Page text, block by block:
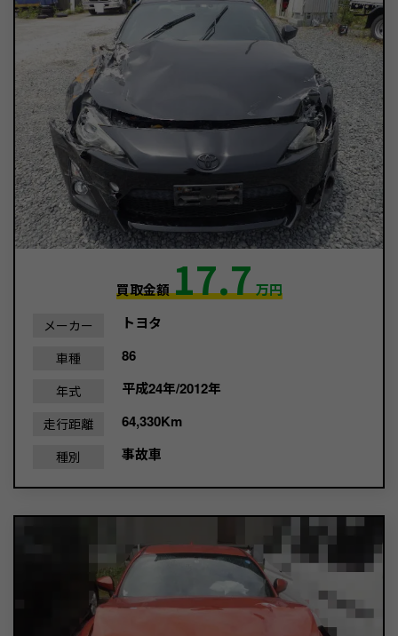
買取金額17.7万円
メーカー トヨタ
車種 86
年式 平成24年/2012年
走行距離 64,330Km
種別 事故車